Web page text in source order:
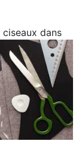
ciseaux dans